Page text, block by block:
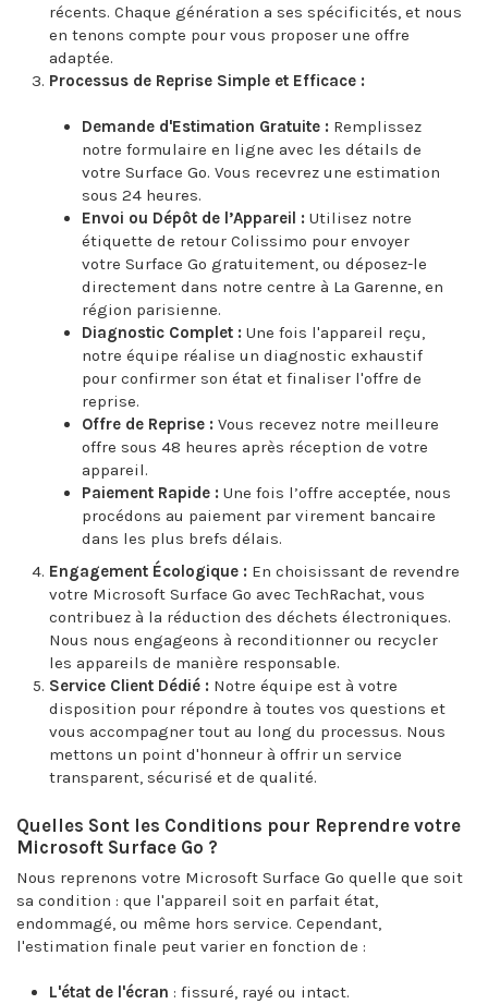
récents. Chaque génération a ses spécificités, et nous
en tenons compte pour vous proposer une offre
adaptée.
Processus de Reprise Simple et Efficace :
Demande d'Estimation Gratuite : Remplissez
notre formulaire en ligne avec les détails de
votre Surface Go. Vous recevrez une estimation
sous 24 heures.
Envoi ou Dépôt de l’Appareil : Utilisez notre
étiquette de retour Colissimo pour envoyer
votre Surface Go gratuitement, ou déposez-le
directement dans notre centre à La Garenne, en
région parisienne.
Diagnostic Complet : Une fois l'appareil reçu,
notre équipe réalise un diagnostic exhaustif
pour confirmer son état et finaliser l'offre de
reprise.
Offre de Reprise : Vous recevez notre meilleure
offre sous 48 heures après réception de votre
appareil.
Paiement Rapide : Une fois l’offre acceptée, nous
procédons au paiement par virement bancaire
dans les plus brefs délais.
Engagement Écologique : En choisissant de revendre
votre Microsoft Surface Go avec TechRachat, vous
contribuez à la réduction des déchets électroniques.
Nous nous engageons à reconditionner ou recycler
les appareils de manière responsable.
Service Client Dédié : Notre équipe est à votre
disposition pour répondre à toutes vos questions et
vous accompagner tout au long du processus. Nous
mettons un point d'honneur à offrir un service
transparent, sécurisé et de qualité.
Quelles Sont les Conditions pour Reprendre votre
Microsoft Surface Go ?
Nous reprenons votre Microsoft Surface Go quelle que soit
sa condition : que l'appareil soit en parfait état,
endommagé, ou même hors service. Cependant,
l'estimation finale peut varier en fonction de :
L'état de l'écran : fissuré, rayé ou intact.